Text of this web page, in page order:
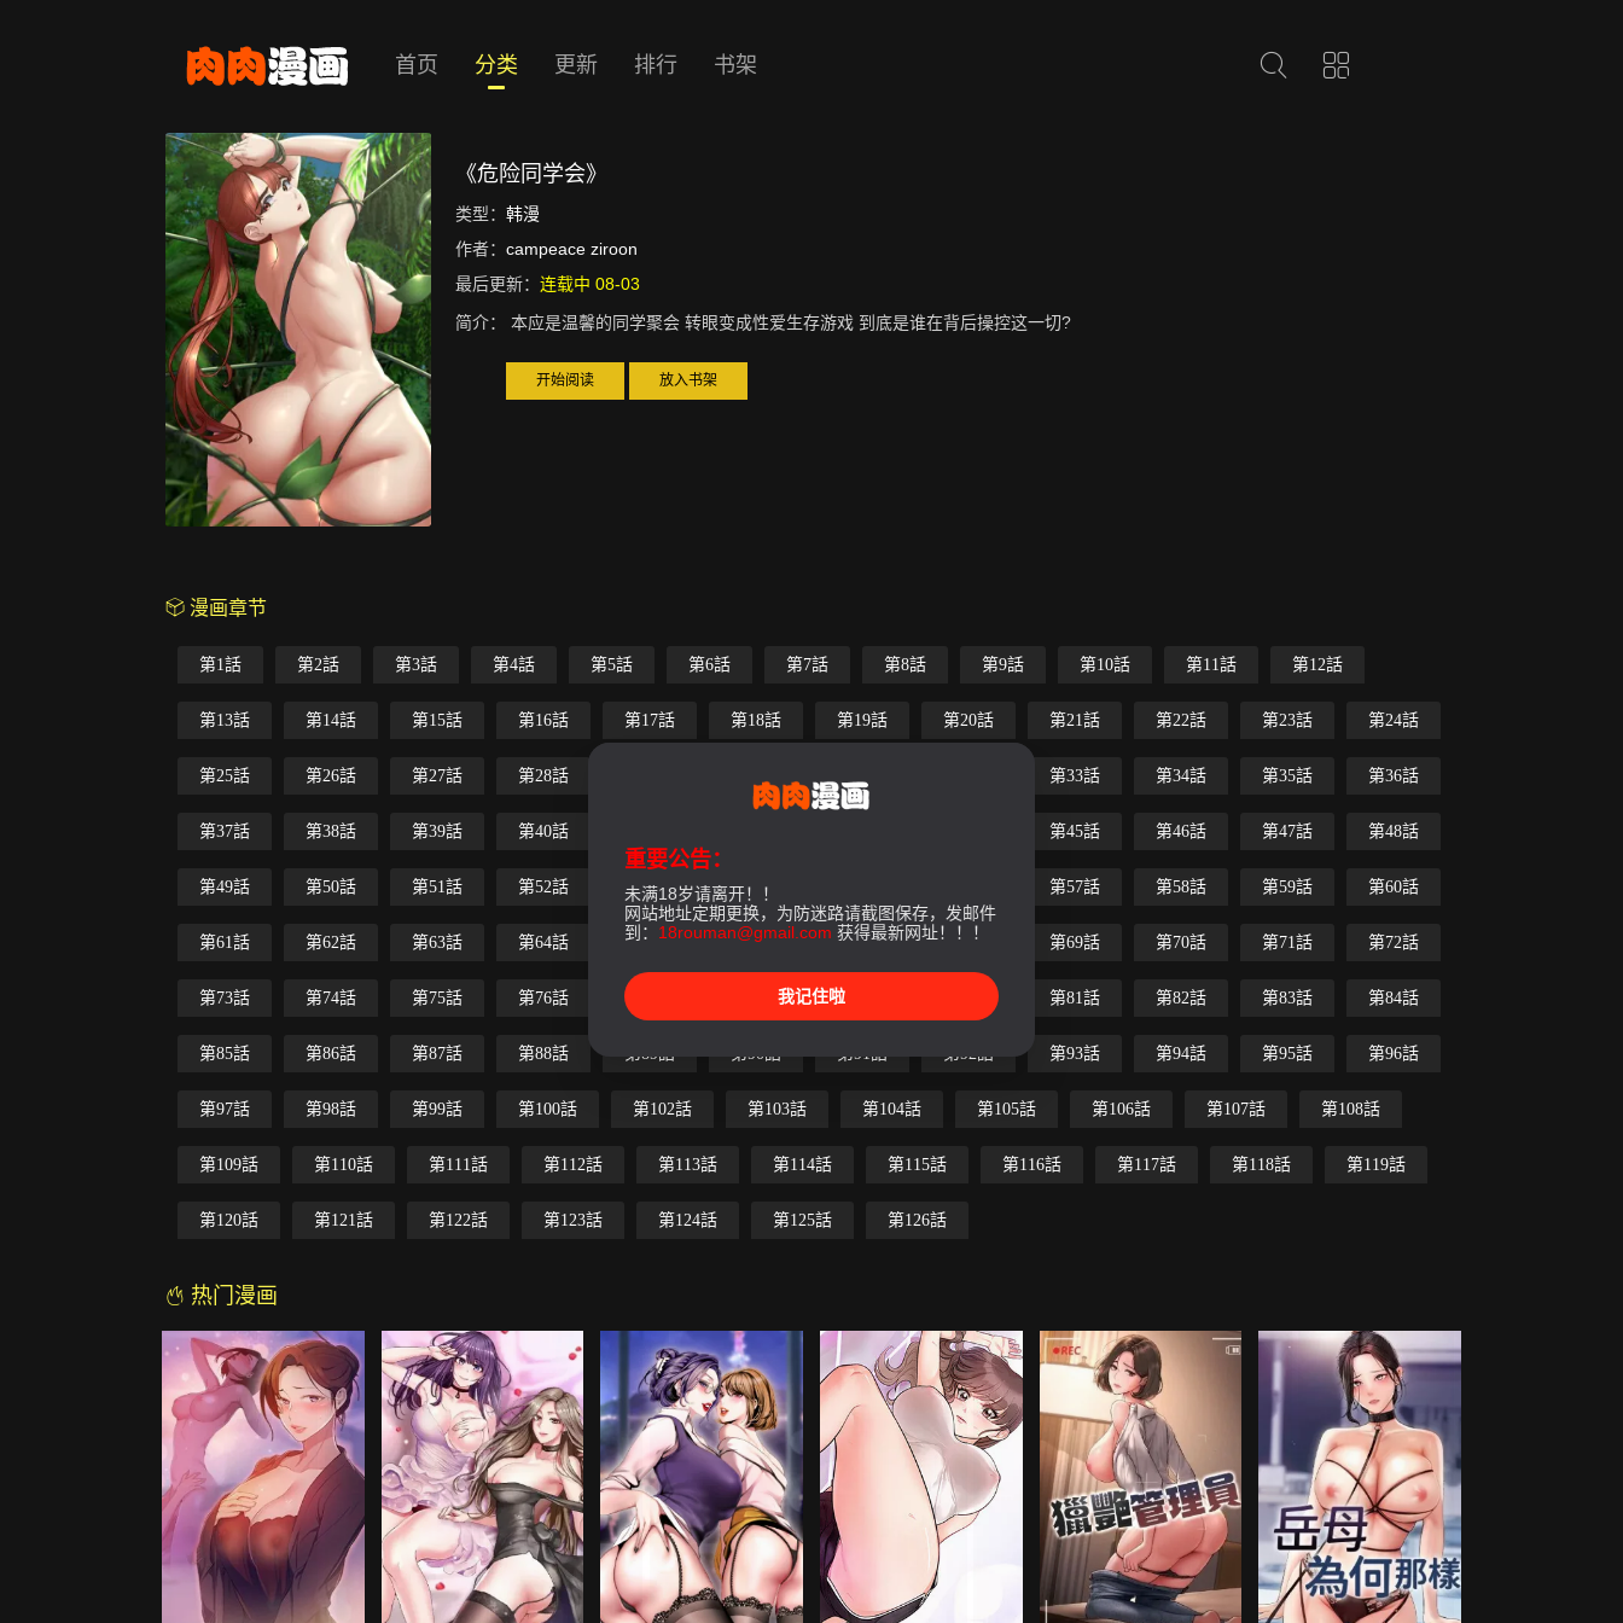
首页 分类 更新 排行 书架
《危险同学会》
类型： 韩漫
作者： campeace ziroon
最后更新： 连载中 08-03
简介：
本应是温馨的同学聚会 转眼变成性爱生存游戏 到底是谁在背后操控这一切?
开始阅读 放入书架
漫画章节
第1話 第2話 第3話 第4話 第5話 第6話 第7話 第8話 第9話 第10話 第11話 第12話
第13話 第14話 第15話 第16話 第17話 第18話 第19話 第20話 第21話 第22話 第23話 第24話
第25話 第26話 第27話 第28話 第33話 第34話 第35話 第36話
第37話 第38話 第39話 第40話 第45話 第46話 第47話 第48話
第49話 第50話 第51話 第52話 第53話 第54話 第57話 第58話 第59話 第60話
第61話 第62話 第63話 第64話 第65話 第66話 第67話 第68話 第69話 第70話 第71話 第72話
第73話 第74話 第75話 第76話 第77話 第78話 第79話 第81話 第82話 第83話 第84話
第85話 第86話 第87話 第88話 第89話 第90話 第91話 第92話 第93話 第94話 第95話 第96話
第97話 第98話 第99話 第100話 第102話 第103話 第104話 第105話 第106話 第107話 第108話
第109話 第110話 第111話 第112話 第113話 第114話 第115話 第116話 第117話 第118話 第119話
第120話 第121話 第122話 第123話 第124話 第125話 第126話
热门漫画
重要公告：
未满18岁请离开！！
网站地址定期更换，为防迷路请截图保存，发邮件
到： 18rouman@gmail.com 获得最新网址！！！
我记住啦